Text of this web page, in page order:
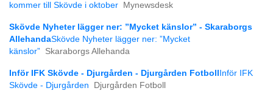
kommer till Skövde i oktober
Mynewsdesk
Skövde Nyheter lägger ner: ”Mycket känslor” - Skaraborgs
AllehandaSkövde Nyheter lägger ner: ”Mycket
känslor” Skaraborgs Allehanda
Inför IFK Skövde - Djurgården - Djurgården Fotboll
Inför IFK
Skövde - Djurgården
Djurgården Fotboll